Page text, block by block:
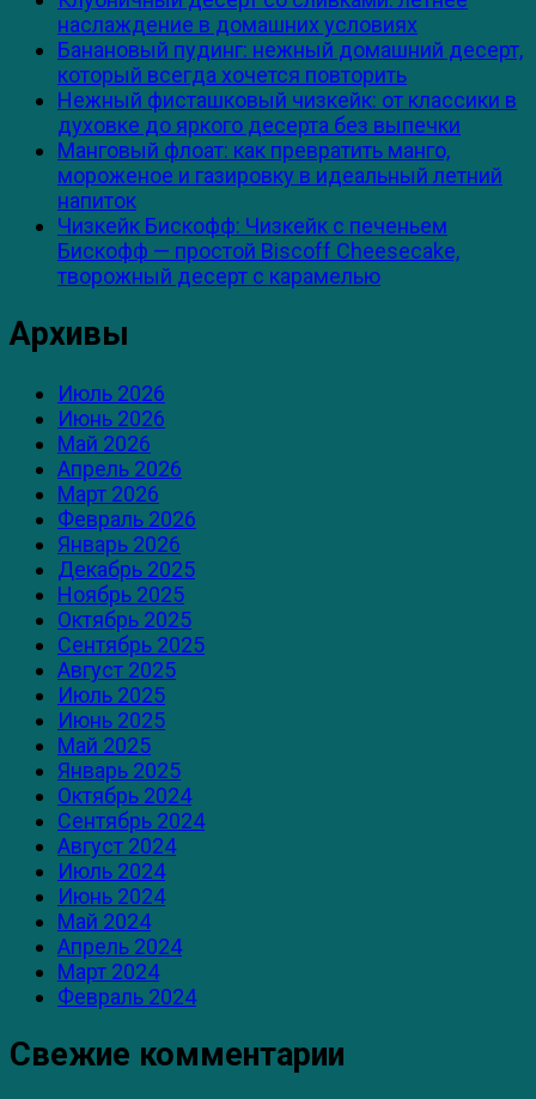
наслаждение в домашних условиях
Банановый пудинг: нежный домашний десерт,
который всегда хочется повторить
Нежный фисташковый чизкейк: от классики в
духовке до яркого десерта без выпечки
Манговый флоат: как превратить манго,
мороженое и газировку в идеальный летний
напиток
Чизкейк Бискофф: Чизкейк с печеньем
Бискофф — простой Biscoff Cheesecake,
творожный десерт с карамелью
Архивы
Июль 2026
Июнь 2026
Май 2026
Апрель 2026
Март 2026
Февраль 2026
Январь 2026
Декабрь 2025
Ноябрь 2025
Октябрь 2025
Сентябрь 2025
Август 2025
Июль 2025
Июнь 2025
Май 2025
Январь 2025
Октябрь 2024
Сентябрь 2024
Август 2024
Июль 2024
Июнь 2024
Май 2024
Апрель 2024
Март 2024
Февраль 2024
Свежие комментарии